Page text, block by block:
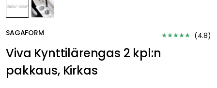
SAGAFORM (4.8)
Viva Kynttilärengas 2 kpl:n
pakkaus, Kirkas